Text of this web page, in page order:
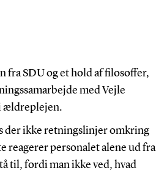
fra SDU og et hold af filosoffer,
med Vejle
ældreplejen.
der ikke retningslinjer omkring
reagerer personalet alene ud fra
til, fordi man ikke ved, hvad